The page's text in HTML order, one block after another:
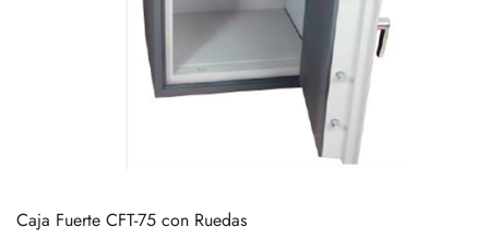
Caja Fuerte CFT-75 con Ruedas